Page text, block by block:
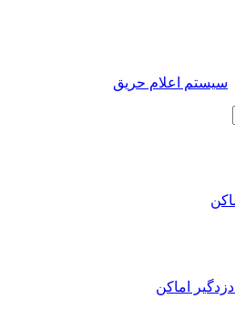
سیستم اعلام حریق
اماکن